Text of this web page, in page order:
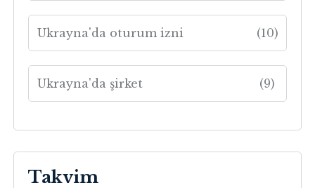
Ukrayna'da oturum izni (10)
Ukrayna'da şirket (9)
Takvim